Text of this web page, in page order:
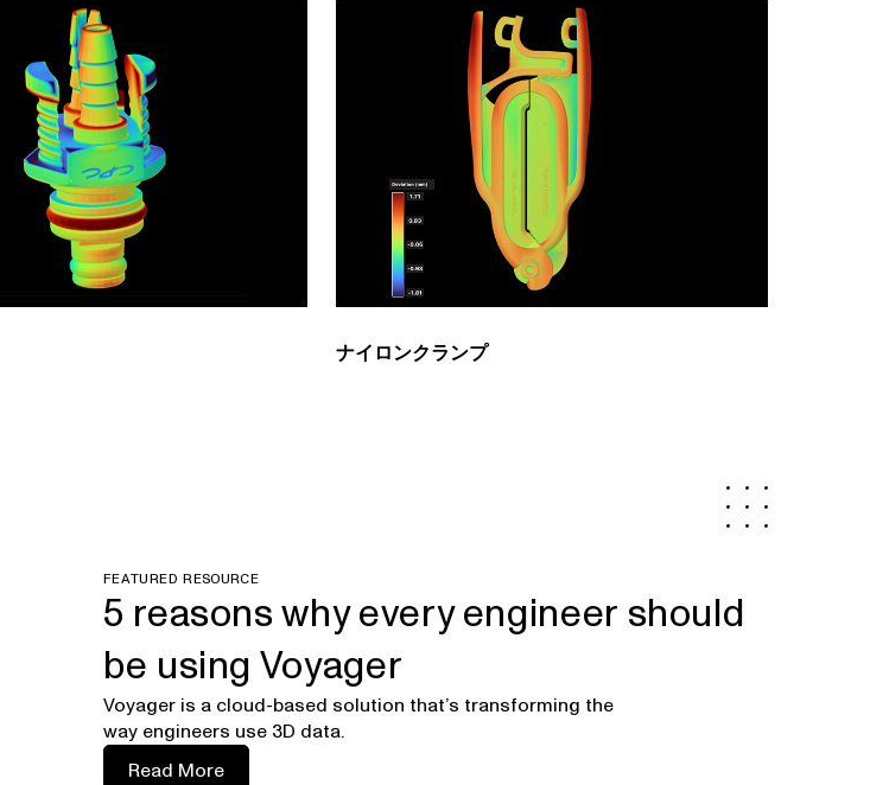
ナイロンクランプ
FEATURED RESOURCE
5 reasons why every engineer should
be using Voyager
Voyager is a cloud-based solution that’s transforming the
way engineers use 3D data.
Read More